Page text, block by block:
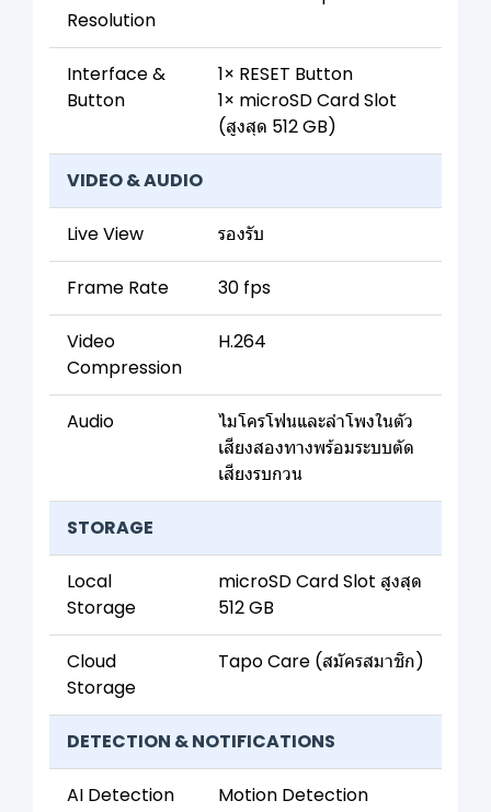
Resolution
Interface &
Button
1× RESET Button
1× microSD Card Slot
(สูงสุด 512 GB)
VIDEO & AUDIO
Live View รองรับ
Frame Rate 30 fps
Video
Compression
H.264
Audio
ไมโครโฟนและลำโพงในตัว
เสียงสองทางพร้อมระบบตัด
เสียงรบกวน
STORAGE
Local
Storage
microSD Card Slot สูงสุด
512 GB
Cloud
Storage
Tapo Care (สมัครสมาชิก)
DETECTION & NOTIFICATIONS
AI Detection
Motion Detection